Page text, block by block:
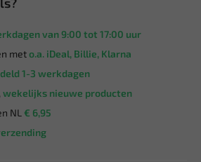
van 9:00 tot 17:00 uur
meto.a. iDeal, Billie, Klarna
1-3 werkdagen
wekelijks nieuwe producten
NL € 6,95